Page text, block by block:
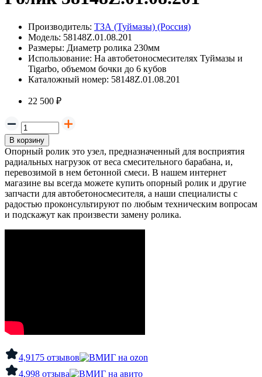
Производитель: ТЗА (Туймазы) (Россия)
Модель: 58148Z.01.08.201
Размеры: Диаметр ролика 230мм
Использование: На автобетоносмесителях Туймазы и
Tigarbo, объемом бочки до 6 кубов
Каталожный номер: 58148Z.01.08.201
22 500 ₽
В корзину
Опорный ролик это узел, предназначенный для восприятия
радиальных нагрузок от веса смесительного барабана, и,
перевозимой в нем бетонной смеси. В нашем интернет
магазине вы всегда можете купить опорный ролик и другие
запчасти для автобетоносмесителя, а наши специалисты с
радостью проконсультируют по любым техническим вопросам
и подскажут как произвести замену ролика.
4,9175 отзывов
4,998 отзыва